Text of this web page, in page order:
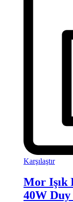
Karşılaştır
Mor Işık
40W